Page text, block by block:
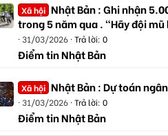
Xã hội Nhật Bản : Ghi nhận
trong 5 năm qua . "Hãy đội
31/03/2026 Trả lời: 0
Điểm tin Nhật Bản
Xã hội Nhật Bản : Dự toán
31/03/2026 Trả lời: 0
Điểm tin Nhật Bản